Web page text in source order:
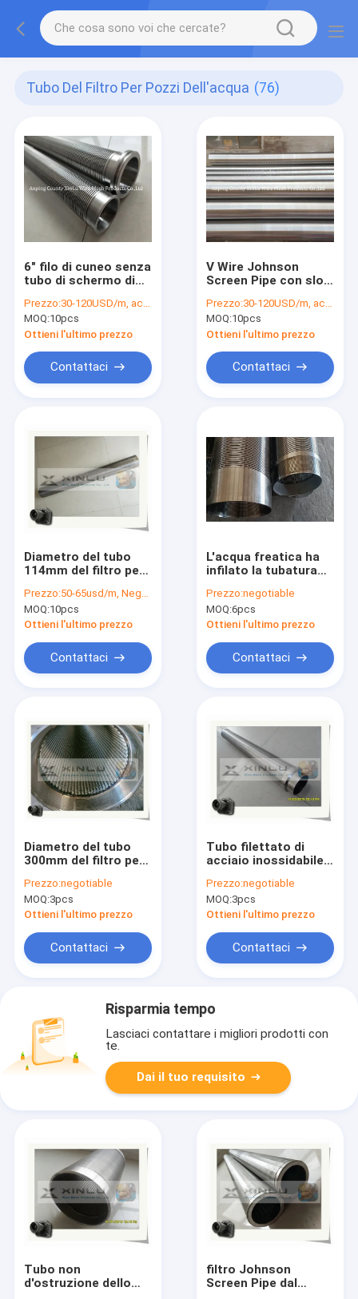
Tubo Del Filtro Per Pozzi Dell'acqua (76)
6" filo di cuneo senza
tubo di schermo di
magnetica per il
controllo della
sabbia di
perforazione di pozzi
Prezzo:30-120USD/m, according to the specification
MOQ:10pcs
Ottieni l'ultimo prezzo
Contattaci
V Wire Johnson
Screen Pipe con slot
pozzo d'acqua
Prezzo:30-120USD/m, according to the specification
MOQ:10pcs
Ottieni l'ultimo prezzo
Contattaci
Diametro del tubo
114mm del filtro per
cavo del cuneo non
ostruito per
asciugare
Prezzo:50-65usd/m, Negotiable according to the specification
MOQ:10pcs
Ottieni l'ultimo prezzo
Contattaci
L'acqua freatica ha
infilato la tubatura
resistenza di
lunghezza del tubo
d'acciaio 5.8m
Prezzo:negotiable
MOQ:6pcs
Ottieni l'ultimo prezzo
Contattaci
Diametro del tubo
300mm del filtro per
profonda di acciaio
inossidabile non
magnetico
Prezzo:negotiable
MOQ:3pcs
Ottieni l'ultimo prezzo
Contattaci
Tubo filettato di
acciaio inossidabile
Resistant Pipe SS321
316 per il filtro dalla
pompa
Prezzo:negotiable
MOQ:3pcs
Ottieni l'ultimo prezzo
Contattaci
Risparmia tempo
Lasciaci contattare i migliori prodotti con
te.
Dai il tuo requisito
Tubo non
d'ostruzione dello
filtro Johnson
Screen Pipe dal